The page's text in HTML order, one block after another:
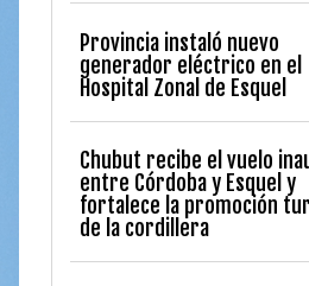
Provincia instaló nuevo
generador eléctrico en el
Hospital Zonal de Esquel
Chubut recibe el vuelo
entre Córdoba y Esquel y
fortalece la promoción
de la cordillera